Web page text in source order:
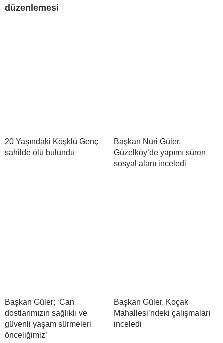
düzenlemesi
20 Yaşındaki Köşklü Genç
sahilde ölü bulundu
Başkan Nuri Güler,
Güzelköy’de yapımı süren
sosyal alanı inceledi
Başkan Güler; ‘Can
dostlarımızın sağlıklı ve
güvenli yaşam sürmeleri
önceliğimiz’
Başkan Güler, Koçak
Mahallesi’ndeki çalışmaları
inceledi